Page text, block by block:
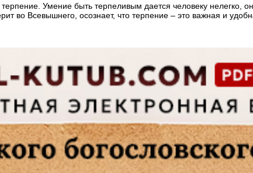
Умение быть терпеливым дается человеку нелегко,
во Всевышнего, осознает, что терпение – это важная и